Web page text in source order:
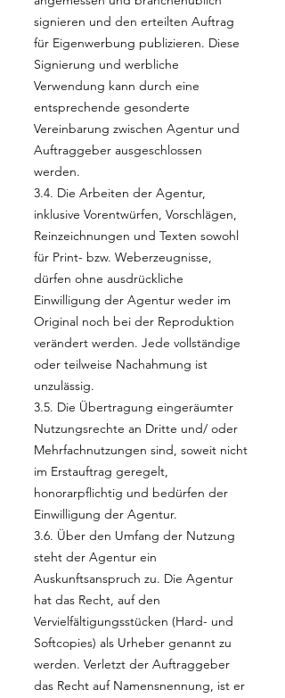
signieren und den erteilten Auftrag
für Eigenwerbung publizieren. Diese
Signierung und werbliche
Verwendung kann durch eine
entsprechende gesonderte
Vereinbarung zwischen Agentur und
Auftraggeber ausgeschlossen
werden.
3.4. Die Arbeiten der Agentur,
inklusive Vorentwürfen, Vorschlägen,
Reinzeichnungen und Texten sowohl
für Print- bzw. Weberzeugnisse,
dürfen ohne ausdrückliche
Einwilligung der Agentur weder im
Original noch bei der Reproduktion
verändert werden. Jede vollständige
oder teilweise Nachahmung ist
unzulässig.
3.5. Die Übertragung eingeräumter
Nutzungsrechte an Dritte und/ oder
Mehrfachnutzungen sind, soweit nicht
im Erstauftrag geregelt,
honorarpflichtig und bedürfen der
Einwilligung der Agentur.
3.6. Über den Umfang der Nutzung
steht der Agentur ein
Auskunftsanspruch zu. Die Agentur
hat das Recht, auf den
Vervielfältigungsstücken (Hard- und
Softcopies) als Urheber genannt zu
werden. Verletzt der Auftraggeber
das Recht auf Namensnennung, ist er